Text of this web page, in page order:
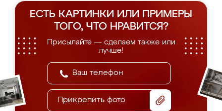
ЕСТЬ КАРТИНКИ ИЛИ ПРИМЕРЫ
ТОГО, ЧТО НРАВИТСЯ?
Присылайте — сделаем также или
лучше!
Прикрепить фото